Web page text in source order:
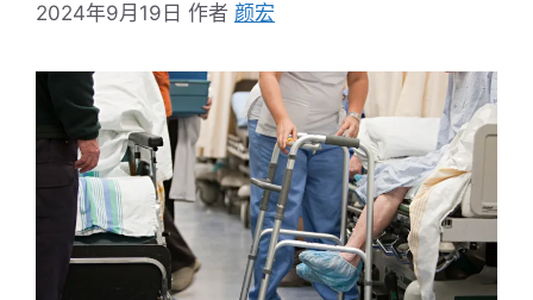
2024年9月19日 作者 颜宏